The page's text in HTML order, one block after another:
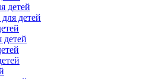
детей
детей
детей